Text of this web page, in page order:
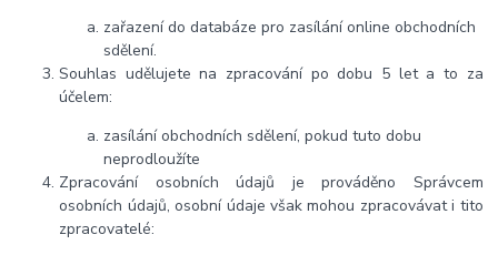
zařazení do databáze pro zasílání online obchodních
sdělení.
Souhlas udělujete na zpracování po dobu 5 leta to za
účelem:
zasílání obchodních sdělení, pokud tuto dobu
neprodloužíte
Zpracování osobních údajů je prováděno Správcem
osobních údajů, osobní údaje však mohou zpracovávat i tito
zpracovatelé: